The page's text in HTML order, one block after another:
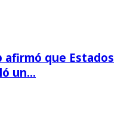
afirmó que Estados
un…